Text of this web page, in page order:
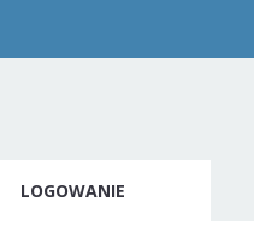
LOGOWANIE